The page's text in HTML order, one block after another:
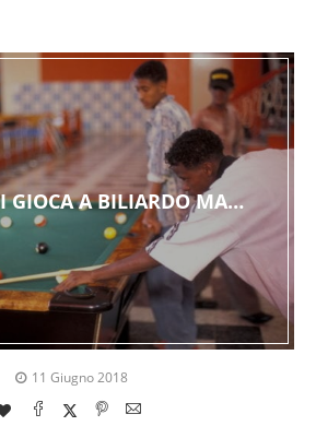
GIOCA A BILIARDO MA…
11 Giugno 2018